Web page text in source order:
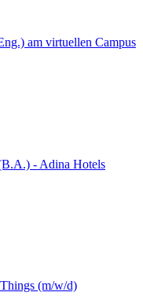
am virtuellen Campus
- Adina Hotels
(m/w/d)